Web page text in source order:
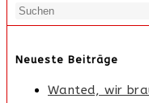
Neueste Beiträge
Wanted, wir